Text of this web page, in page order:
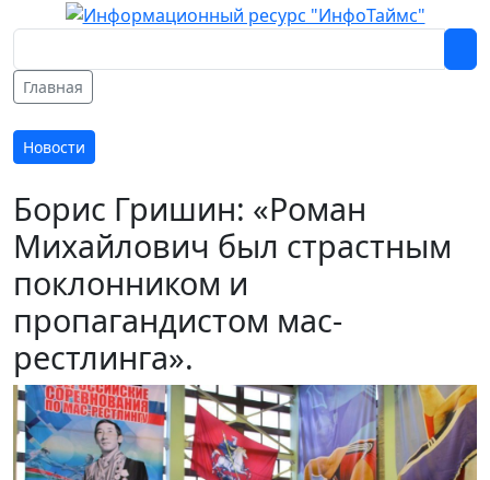
Главная
Новости
Борис Гришин: «Роман
Михайлович был страстным
поклонником и
пропагандистом мас-
рестлинга».